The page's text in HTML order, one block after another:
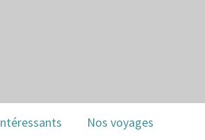
Nos voyages